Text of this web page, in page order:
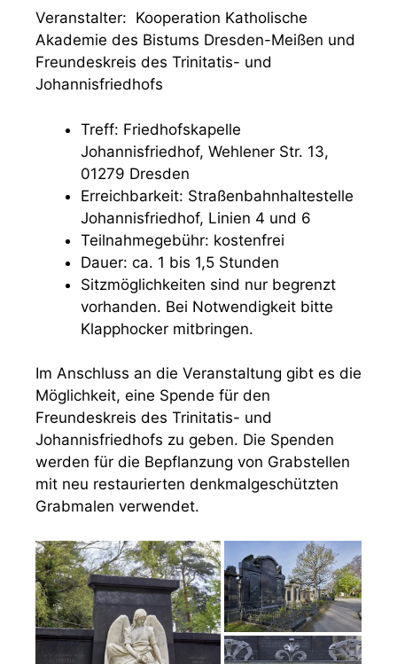
Veranstalter: Kooperation Katholische
Akademie des Bistums Dresden-Meißen und
Freundeskreis des Trinitatis- und
Johannisfriedhofs
Treff: Friedhofskapelle
Johannisfriedhof, Wehlener Str. 13,
01279 Dresden
Erreichbarkeit: Straßenbahnhaltestelle
Johannisfriedhof, Linien 4 und 6
Teilnahmegebühr: kostenfrei
Dauer: ca. 1 bis 1,5 Stunden
Sitzmöglichkeiten sind nur begrenzt
vorhanden. Bei Notwendigkeit bitte
Klapphocker mitbringen.
Im Anschluss an die Veranstaltung gibt es die
Möglichkeit, eine Spende für den
Freundeskreis des Trinitatis- und
Johannisfriedhofs zu geben. Die Spenden
werden für die Bepflanzung von Grabstellen
mit neu restaurierten denkmalgeschützten
Grabmalen verwendet.